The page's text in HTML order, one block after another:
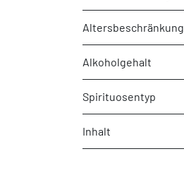
Altersbeschränkung
Alkoholgehalt
Spirituosentyp
Inhalt